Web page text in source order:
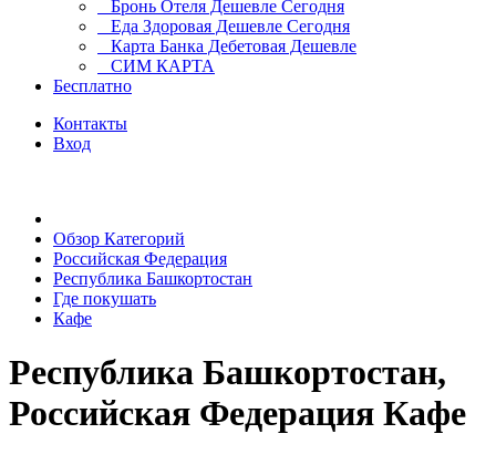
Бронь Отеля Дешевле Сегодня
Еда Здоровая Дешевле Сегодня
Карта Банка Дебетовая Дешевле
СИМ КАРТА
Бесплатно
Контакты
Вход
Обзор Категорий
Российская Федерация
Республика Башкортостан
Где покушать
Кафе
Республика Башкортостан,
Российская Федерация Кафе